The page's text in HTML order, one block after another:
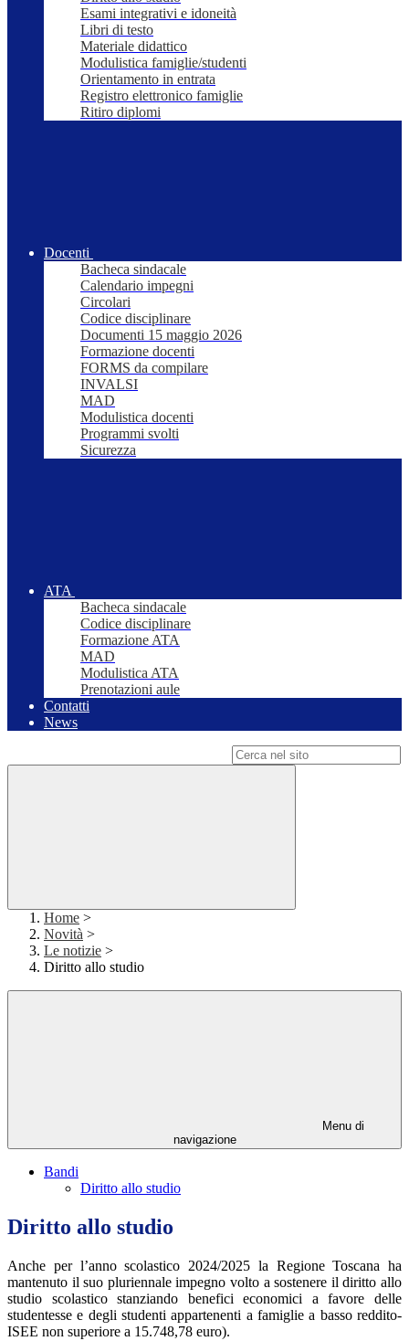
Esami integrativi e idoneità
Libri di testo
Materiale didattico
Modulistica famiglie/studenti
Orientamento in entrata
Registro elettronico famiglie
Ritiro diplomi
Docenti
Bacheca sindacale
Calendario impegni
Circolari
Codice disciplinare
Documenti 15 maggio 2026
Formazione docenti
FORMS da compilare
INVALSI
MAD
Modulistica docenti
Programmi svolti
Sicurezza
ATA
Bacheca sindacale
Codice disciplinare
Formazione ATA
MAD
Modulistica ATA
Prenotazioni aule
Contatti
News
Home >
Novità >
Le notizie >
Diritto allo studio
Menu di
navigazione
Bandi
Diritto allo studio
Diritto allo studio
Anche per l’anno scolastico 2024/2025 la Regione Toscana ha
mantenuto il suo pluriennale impegno volto a sostenere il diritto allo
studio scolastico stanziando benefici economici a favore delle
studentesse e degli studenti appartenenti a famiglie a basso reddito-
ISEE non superiore a 15.748,78 euro).